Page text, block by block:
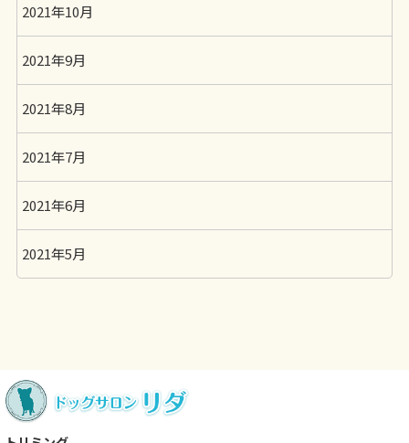
2021年10月
2021年9月
2021年8月
2021年7月
2021年6月
2021年5月